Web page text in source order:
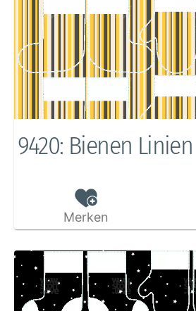
9420: Bienen Linien
Merken